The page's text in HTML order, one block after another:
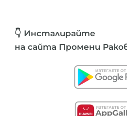
👇 Инсталирайте
на сайта Промени